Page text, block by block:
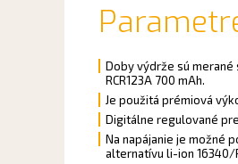
Dobyvýdrže sú merané
RCR123A 700 mAh.
Je použitá prémiová
Digitálne regulované
Na napájanie je možné
alternatívu li-ion 16340/